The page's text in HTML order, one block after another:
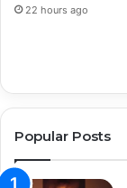
22 hours ago
Popular Posts